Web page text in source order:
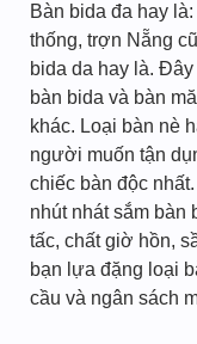
Bàn bida đa hay
thống, trợn Nẵng
bida da hay là.
bàn bida và bàn
khác. Loại bàn nè
người muốn tận
chiếc bàn độc nhất.
nhút nhát sắm bàn
tấc, chất giờ hồn,
bạn lựa đặng loại
cầu và ngân sách